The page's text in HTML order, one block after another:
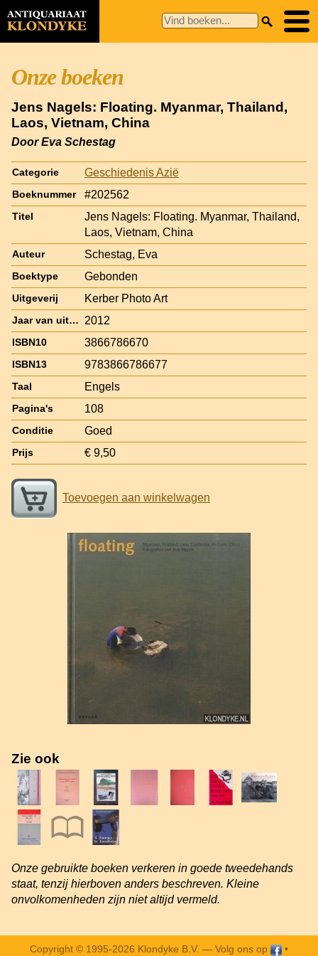
Onze boeken
Jens Nagels: Floating. Myanmar, Thailand,
Laos, Vietnam, China
Door Eva Schestag
Categorie Geschiedenis Azië
Boeknummer #202562
Titel
Jens Nagels: Floating. Myanmar, Thailand,
Laos, Vietnam, China
Auteur Schestag, Eva
Boektype Gebonden
Uitgeverij Kerber Photo Art
Jaar van uitgave 2012
ISBN10 3866786670
ISBN13 9783866786677
Taal Engels
Pagina's 108
Conditie Goed
Prijs € 9,50
Toevoegen aan winkelwagen
Zie ook
Onze gebruikte boeken verkeren in goede tweedehands
staat, tenzij hierboven anders beschreven. Kleine
onvolkomenheden zijn niet altijd vermeld.
Copyright © 1995-2026 Klondyke B.V. — Volg ons op
•